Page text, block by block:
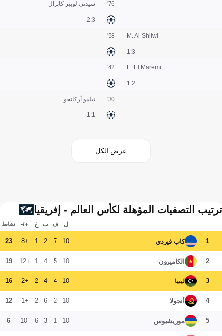
سيدني لوبيز كابرال
3:2
76'
M. Al-Shilwi
3:1
58'
E. El Maremi
2:1
42'
تيلمو أركانجو
1:1
30'
عرض الكل
ترتيب التصفيات المؤهلة لكأس العالم - إفريقيا
ل ف ت خ +/- نقاط
1 كاب فيردي 10
7
2
1
+8
23
2 الكاميرون 10
5
4
1
+12
19
3 ليبيا 10
4
4
2
+2
16
4 أنجولا 10
2
6
2
+1
12
5 موريشيوس 10
1
3
6
-10
6